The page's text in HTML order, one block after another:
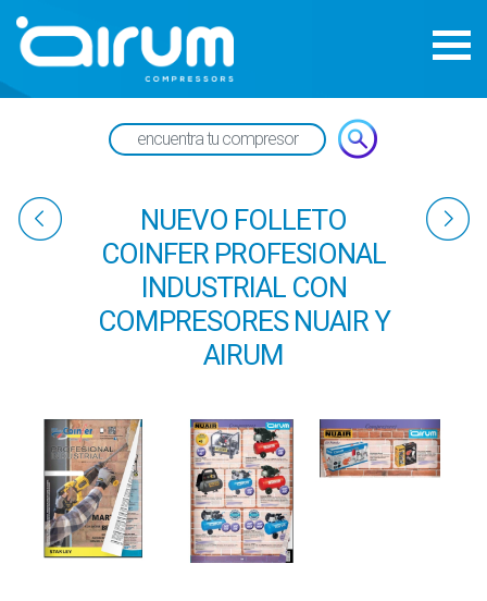
NUEVO FOLLETO
COINFER PROFESIONAL
INDUSTRIAL CON
COMPRESORES NUAIR Y
AIRUM